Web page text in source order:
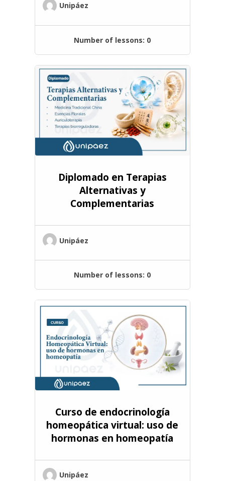
Unipáez
Number of lessons: 0
Diplomado en Terapias
Alternativas y
Complementarias
Unipáez
Number of lessons: 0
Curso de endocrinología
homeopática virtual: uso de
hormonas en homeopatía
Unipáez